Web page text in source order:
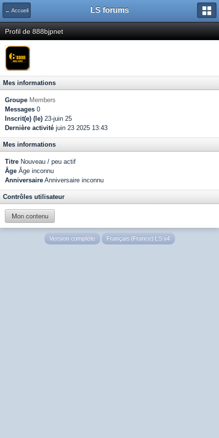
← Accueil LS forums
Profil de 888bjpnet
Mes informations
Groupe Members
Messages 0
Inscrit(e) (le) 23-juin 25
Dernière activité juin 23 2025 13:43
Mes informations
Titre Nouveau / peu actif
Âge Âge inconnu
Anniversaire Anniversaire inconnu
Contrôles utilisateur
Mon contenu
Version complète Français (France) LS v4